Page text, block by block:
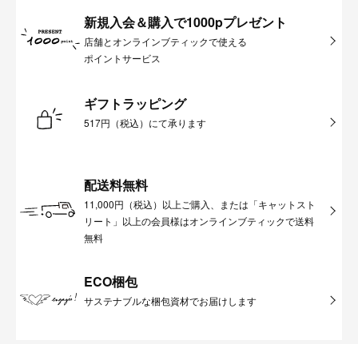
新規入会＆購入で1000pプレゼント
店舗とオンラインブティックで使える
ポイントサービス
ギフトラッピング
517円（税込）にて承ります
配送料無料
11,000円（税込）以上ご購入、または「キャットスト
リート」以上の会員様はオンラインブティックで送料
無料
ECO梱包
サステナブルな梱包資材でお届けします